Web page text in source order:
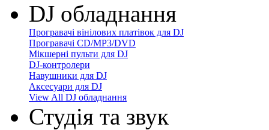
DJ обладнання
Програвачі вінілових платівок для DJ
Програвачі CD/MP3/DVD
Мікшерні пульти для DJ
DJ-контролери
Навушники для DJ
Аксесуари для DJ
View All DJ обладнання
Студія та звук